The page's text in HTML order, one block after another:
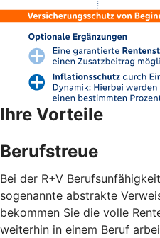
Ihre Vorteile
Berufstreue
Bei der R+V
sogenannte abstrakte
bekommen Sie die volle
weiterhin in einem Beruf